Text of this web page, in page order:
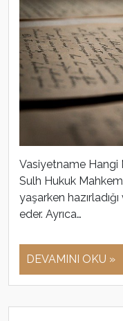
Vasiyetname Hangi
Sulh Hukuk
yaşarken
eder. Ayrıca…
DEVAMINI OKU »